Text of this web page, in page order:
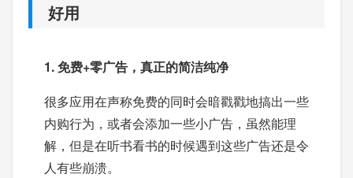
好用
1. 免费+零广告，真正的简洁纯净
很多应用在声称免费的同时会暗戳戳地搞出一些
内购行为，或者会添加一些小广告，虽然能理
解，但是在听书看书的时候遇到这些广告还是令
人有些崩溃。